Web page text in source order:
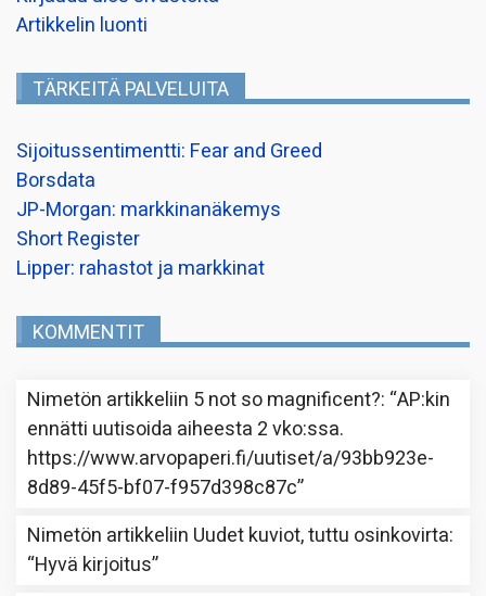
Artikkelin luonti
TÄRKEITÄ PALVELUITA
Sijoitussentimentti: Fear and Greed
Borsdata
JP-Morgan: markkinanäkemys
Short Register
Lipper: rahastot ja markkinat
KOMMENTIT
Nimetön artikkeliin 5 not so magnificent?: “AP:kin
ennätti uutisoida aiheesta 2 vko:ssa.
https://www.arvopaperi.fi/uutiset/a/93bb923e-
8d89-45f5-bf07-f957d398c87c”
Nimetön artikkeliin Uudet kuviot, tuttu osinkovirta:
“Hyvä kirjoitus”